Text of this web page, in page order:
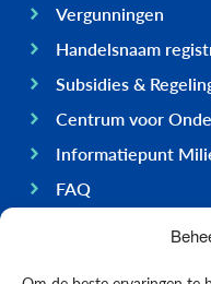
Vergunningen
Handelsnaam
Subsidies &
Centrum voor
Informatiepunt
FAQ
Ondernemen op